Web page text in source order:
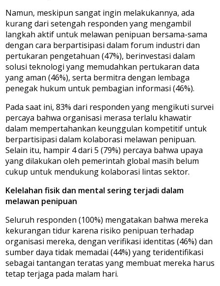
Namun, meskipun sangat ingin melakukannya, ada
kurang dari setengah responden yang mengambil
langkah aktif untuk melawan penipuan bersama-sama
dengan cara berpartisipasi dalam forum industri dan
pertukaran pengetahuan (47%), berinvestasi dalam
solusi teknologi yang memudahkan pertukaran data
yang aman (46%), serta bermitra dengan lembaga
penegak hukum untuk pembagian informasi (46%).
Pada saat ini, 83% dari responden yang mengikuti survei
percaya bahwa organisasi merasa terlalu khawatir
dalam mempertahankan keunggulan kompetitif untuk
berpartisipasi dalam kolaborasi melawan penipuan.
Selain itu, hampir 4 dari 5 (79%) percaya bahwa upaya
yang dilakukan oleh pemerintah global masih belum
cukup untuk mendukung kolaborasi lintas sektor.
Kelelahan fisik dan mental sering terjadi dalam
melawan penipuan
Seluruh responden (100%) mengatakan bahwa mereka
kekurangan tidur karena risiko penipuan terhadap
organisasi mereka, dengan verifikasi identitas (46%) dan
sumber daya tidak memadai (44%) yang teridentifikasi
sebagai tantangan teratas yang membuat mereka harus
tetap terjaga pada malam hari.